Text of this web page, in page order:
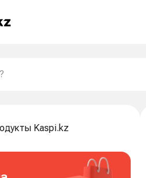
Kaspi.kz